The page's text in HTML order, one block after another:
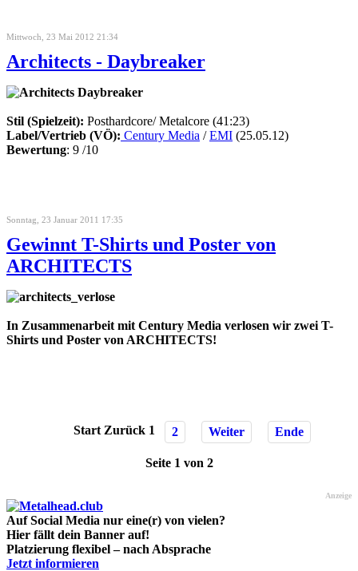
Mittwoch, 23 Mai 2012 21:34
Architects - Daybreaker
Stil (Spielzeit): Posthardcore/ Metalcore (41:23)
Label/Vertrieb (VÖ): Century Media /EMI (25.05.12)
Bewertung: 9 /10
Sonntag, 23 Januar 2011 17:35
Gewinnt T-Shirts und Poster von
ARCHITECTS
In Zusammenarbeit mit Century Media verlosen wir zwei T-
Shirts und Poster von ARCHITECTS!
Start Zurück 1 2 Weiter Ende
Seite 1 von 2
Anzeige
Auf Social Media nur eine(r) von vielen?
Hier fällt dein Banner auf!
Platzierung flexibel – nach Absprache
Jetzt informieren